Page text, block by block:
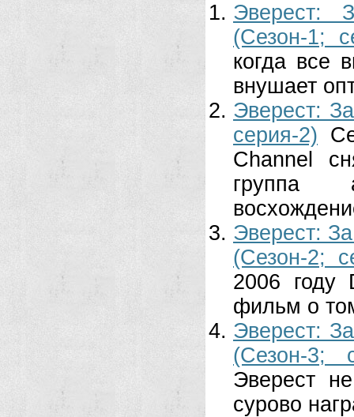
Эверест:
(Сезон-1;
когда все
внушает
Эверест:
серия-2)
Channel
группа
Эверест:
(Сезон-2;
2006 году
фильм о
Эверест:
(Сезон-3;
Эверест
сурово